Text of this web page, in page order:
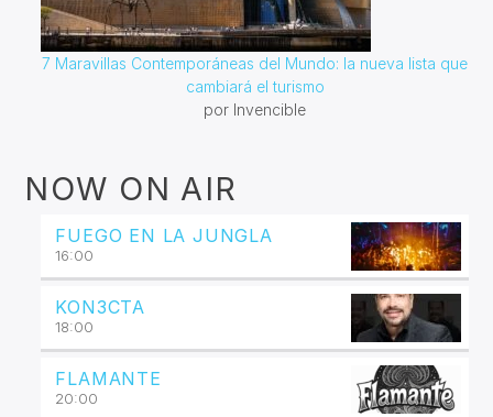
7 Maravillas Contemporáneas del Mundo: la nueva lista que
cambiará el turismo
por Invencible
NOW ON AIR
FUEGO EN LA JUNGLA
16:00
KON3CTA
18:00
FLAMANTE
20:00